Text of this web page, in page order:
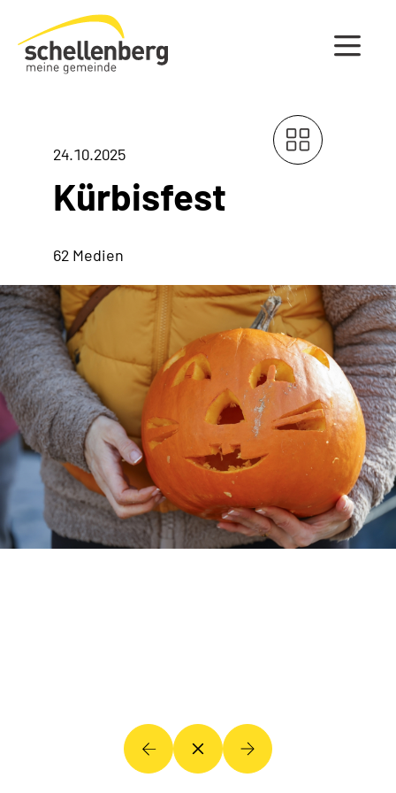
Gemeinde Schellenberg Startseite
24.10.2025
Kürbisfest
62 Medien